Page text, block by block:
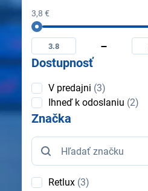
3,8 €
Cena
Minimální
cena
Maximální
cena
Dostupnosť
Dostupnosť
V predajni (3)
Ihneď k odoslaniu (2)
Značka
Značka
Retlux (3)